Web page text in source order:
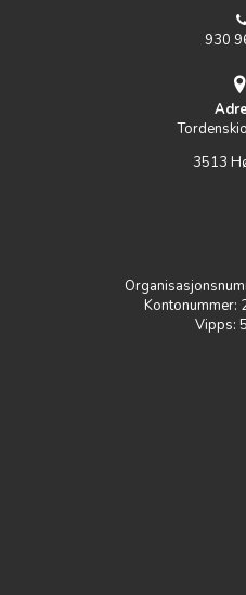
930
3513
Kontonummer:
Vipps: